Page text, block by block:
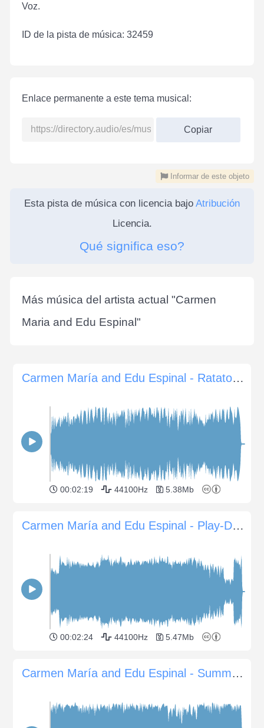
Voz.
ID de la pista de música: 32459
Enlace permanente a este tema musical:
Copiar
Informar de este objeto
Esta pista de música con licencia bajo Atribución
Licencia.
Qué significa eso?
Más música del artista actual "Carmen
Maria and Edu Espinal"
Carmen María and Edu Espinal - Ratatouille's Kitchen
00:02:19 44100Hz 5.38Mb
Carmen María and Edu Espinal - Play-Doh meets Dora
00:02:24 44100Hz 5.47Mb
Carmen María and Edu Espinal - Summer in Colombia